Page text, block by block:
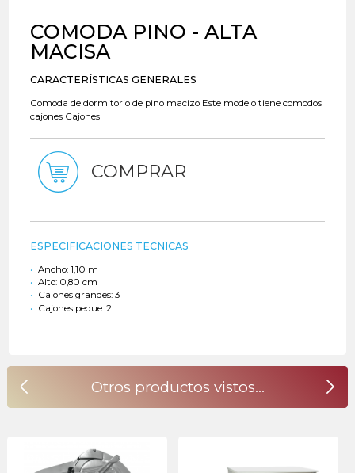
COMODA PINO - ALTA
MACISA
CARACTERÍSTICAS GENERALES
Comoda de dormitorio de pino macizo Este modelo tiene comodos
cajones Cajones
COMPRAR
ESPECIFICACIONES TECNICAS
Ancho: 1,10 m
Alto: 0,80 cm
Cajones grandes: 3
Cajones peque: 2